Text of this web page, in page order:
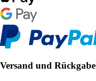
Versand und Rückgabe